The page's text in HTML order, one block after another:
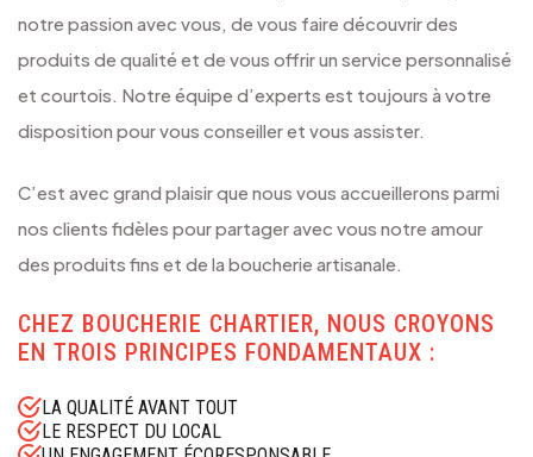
notre passion avec vous, de vous faire découvrir des
produits de qualité et de vous offrir un service personnalisé
et courtois. Notre équipe d’experts est toujours à votre
disposition pour vous conseiller et vous assister.
C’est avec grand plaisir que nous vous accueillerons parmi
nos clients fidèles pour partager avec vous notre amour
des produits fins et de la boucherie artisanale.
CHEZ BOUCHERIE CHARTIER, NOUS CROYONS
EN TROIS PRINCIPES FONDAMENTAUX :
LA QUALITÉ AVANT TOUT
LE RESPECT DU LOCAL